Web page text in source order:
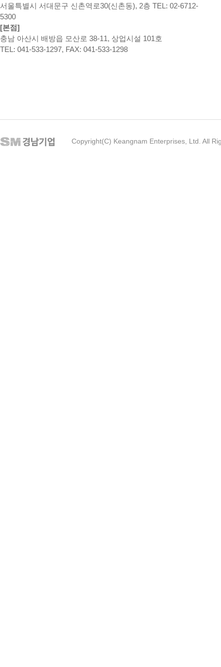
서울특별시 서대문구 신촌역로30(신촌동), 2층 TEL: 02-6712-
5300
[본점]
충남 아산시 배방읍 모산로 38-11, 상업시설 101호
TEL: 041-533-1297, FAX: 041-533-1298
Copyright(C) Keangnam Enterprises, Ltd. All